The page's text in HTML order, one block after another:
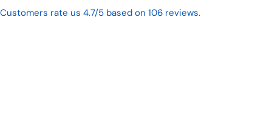
Customers rate us 4.7/5 based on 106 reviews.